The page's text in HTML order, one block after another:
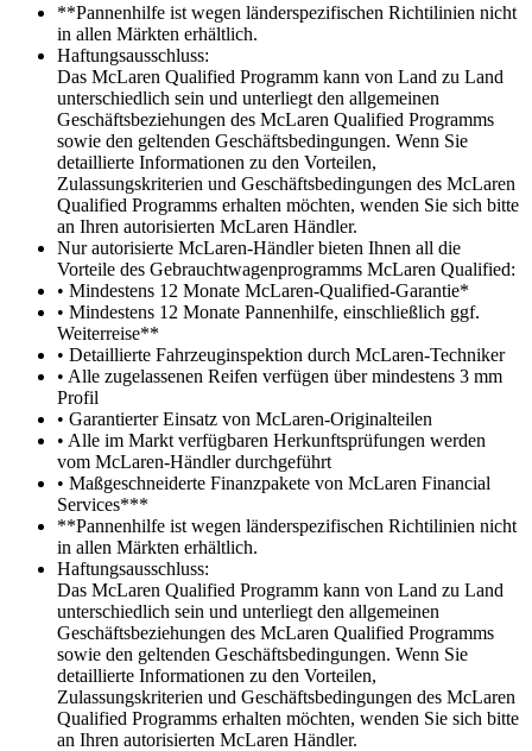
**Pannenhilfe ist wegen länderspezifischen Richtilinien nicht
in allen Märkten erhältlich.
Haftungsausschluss:
Das McLaren Qualified Programm kann von Land zu Land
unterschiedlich sein und unterliegt den allgemeinen
Geschäftsbeziehungen des McLaren Qualified Programms
sowie den geltenden Geschäftsbedingungen. Wenn Sie
detaillierte Informationen zu den Vorteilen,
Zulassungskriterien und Geschäftsbedingungen des McLaren
Qualified Programms erhalten möchten, wenden Sie sich bitte
an Ihren autorisierten McLaren Händler.
Nur autorisierte McLaren-Händler bieten Ihnen all die
Vorteile des Gebrauchtwagenprogramms McLaren Qualified:
• Mindestens 12 Monate McLaren-Qualified-Garantie*
• Mindestens 12 Monate Pannenhilfe, einschließlich ggf.
Weiterreise**
• Detaillierte Fahrzeuginspektion durch McLaren-Techniker
• Alle zugelassenen Reifen verfügen über mindestens 3 mm
Profil
• Garantierter Einsatz von McLaren-Originalteilen
• Alle im Markt verfügbaren Herkunftsprüfungen werden
vom McLaren-Händler durchgeführt
• Maßgeschneiderte Finanzpakete von McLaren Financial
Services***
**Pannenhilfe ist wegen länderspezifischen Richtilinien nicht
in allen Märkten erhältlich.
Haftungsausschluss:
Das McLaren Qualified Programm kann von Land zu Land
unterschiedlich sein und unterliegt den allgemeinen
Geschäftsbeziehungen des McLaren Qualified Programms
sowie den geltenden Geschäftsbedingungen. Wenn Sie
detaillierte Informationen zu den Vorteilen,
Zulassungskriterien und Geschäftsbedingungen des McLaren
Qualified Programms erhalten möchten, wenden Sie sich bitte
an Ihren autorisierten McLaren Händler.